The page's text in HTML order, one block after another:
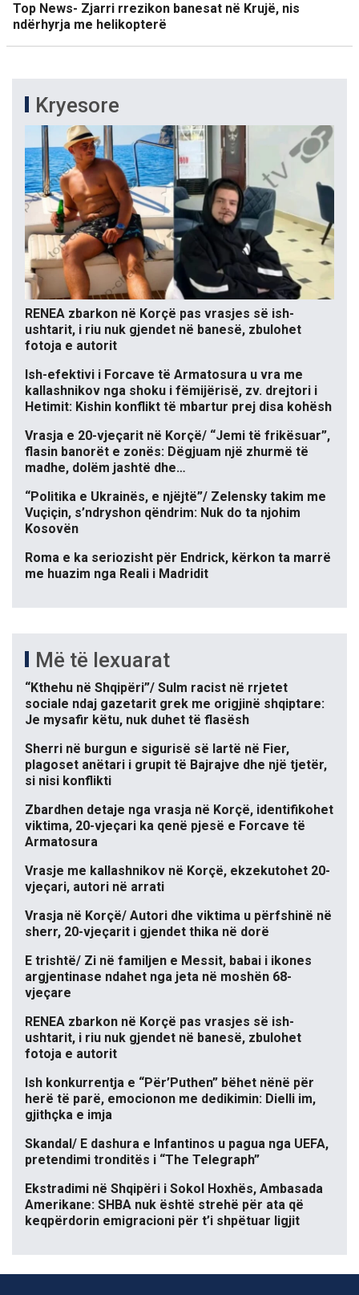
Top News- Zjarri rrezikon banesat në Krujë, nis
ndërhyrja me helikopterë
Kryesore
RENEA zbarkon në Korçë pas vrasjes së ish-
ushtarit, i riu nuk gjendet në banesë, zbulohet
fotoja e autorit
Ish-efektivi i Forcave të Armatosura u vra me
kallashnikov nga shoku i fëmijërisë, zv. drejtori i
Hetimit: Kishin konflikt të mbartur prej disa kohësh
Vrasja e 20-vjeçarit në Korçë/ “Jemi të frikësuar”,
flasin banorët e zonës: Dëgjuam një zhurmë të
madhe, dolëm jashtë dhe…
“Politika e Ukrainës, e njëjtë”/ Zelensky takim me
Vuçiçin, s’ndryshon qëndrim: Nuk do ta njohim
Kosovën
Roma e ka seriozisht për Endrick, kërkon ta marrë
me huazim nga Reali i Madridit
Më të lexuarat
“Kthehu në Shqipëri”/ Sulm racist në rrjetet
sociale ndaj gazetarit grek me origjinë shqiptare:
Je mysafir këtu, nuk duhet të flasësh
Sherri në burgun e sigurisë së lartë në Fier,
plagoset anëtari i grupit të Bajrajve dhe një tjetër,
si nisi konflikti
Zbardhen detaje nga vrasja në Korçë, identifikohet
viktima, 20-vjeçari ka qenë pjesë e Forcave të
Armatosura
Vrasje me kallashnikov në Korçë, ekzekutohet 20-
vjeçari, autori në arrati
Vrasja në Korçë/ Autori dhe viktima u përfshinë në
sherr, 20-vjeçarit i gjendet thika në dorë
E trishtë/ Zi në familjen e Messit, babai i ikones
argjentinase ndahet nga jeta në moshën 68-
vjeçare
RENEA zbarkon në Korçë pas vrasjes së ish-
ushtarit, i riu nuk gjendet në banesë, zbulohet
fotoja e autorit
Ish konkurrentja e “Për’Puthen” bëhet nënë për
herë të parë, emocionon me dedikimin: Dielli im,
gjithçka e imja
Skandal/ E dashura e Infantinos u pagua nga UEFA,
pretendimi tronditës i “The Telegraph”
Ekstradimi në Shqipëri i Sokol Hoxhës, Ambasada
Amerikane: SHBA nuk është strehë për ata që
keqpërdorin emigracioni për t’i shpëtuar ligjit